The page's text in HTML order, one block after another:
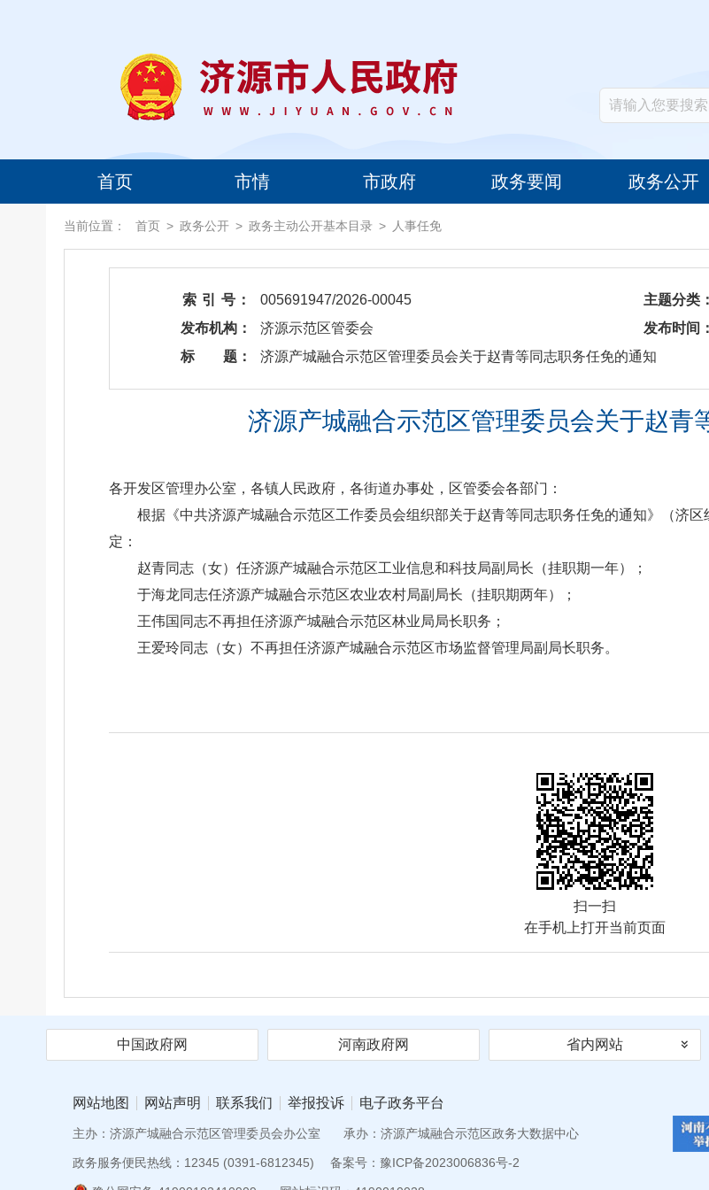
首页 市情 市政府 政务要闻 政务公开
当前位置： 首页 > 政务公开 > 政务主动公开基本目录 > 人事任免
索 引 号： 005691947/2026-00045 主题分类：
发布机构：
济源示范区管委会 发布时间：
标 题：
济源产城融合示范区管理委员会关于赵青等同志职务任免的通知
济源产城融合示范区管理委员会关于赵青
各开发区管理办公室，各镇人民政府，各街道办事处，区管委会各部门：
根据《中共济源产城融合示范区工作委员会组织部关于赵青等同志职务任免的通知》（济
定：
赵青同志（女）任济源产城融合示范区工业信息和科技局副局长（挂职期一年）；
于海龙同志任济源产城融合示范区农业农村局副局长（挂职期两年）；
王伟国同志不再担任济源产城融合示范区林业局局长职务；
王爱玲同志（女）不再担任济源产城融合示范区市场监督管理局副局长职务。
扫一扫
在手机上打开当前页面
中国政府网 河南政府网 省内网站
网站地图 网站声明 联系我们 举报投诉 电子政务平台
主办：济源产城融合示范区管理委员会办公室 承办：济源产城融合示范区政务大数据中心
政务服务便民热线：12345 (0391-6812345) 备案号：豫ICP备2023006836号-2